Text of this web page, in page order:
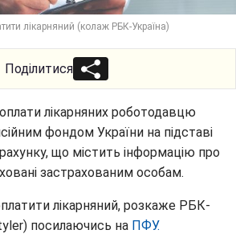
лікарняний (колаж РБК-Україна)
Поділитися
лікарняних роботодавцю
фондом України на підставі
що містить інформацію про
застрахованим особам.
лікарняний, розкаже РБК-
посилаючись на ПФУ.